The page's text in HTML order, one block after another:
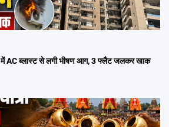
AC ब्लास्ट से लगी भीषण आग, 3 फ्लैट जलकर खाक